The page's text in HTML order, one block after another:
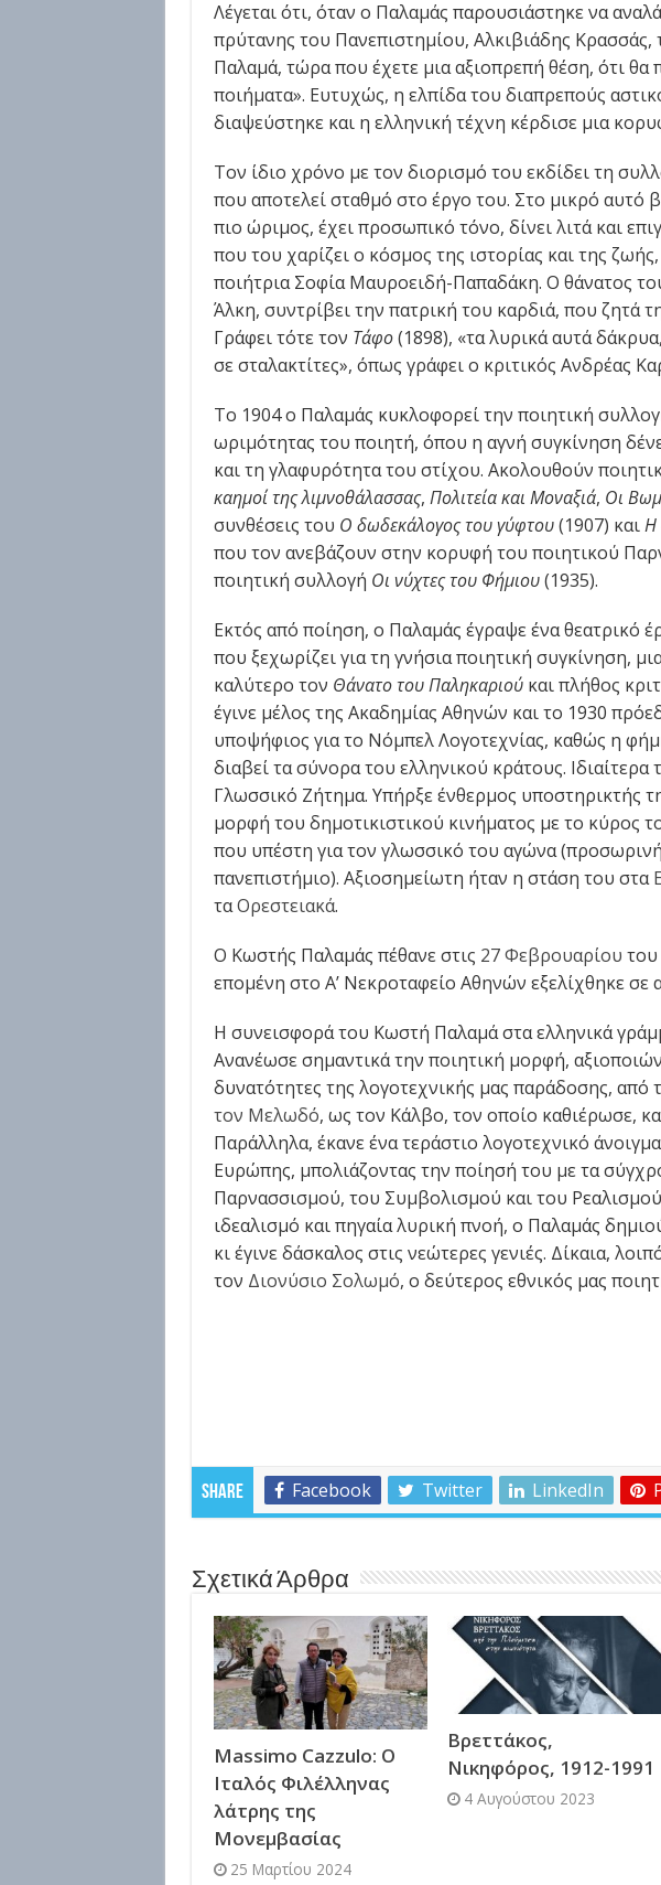
Λέγεται ότι, όταν ο Παλαμάς παρουσιάστηκε να
πρύτανης του Πανεπιστημίου, Αλκιβιάδης Κρασσάς,
Παλαμά, τώρα που έχετε μια αξιοπρεπή θέση, ότι θα
ποιήματα». Ευτυχώς, η ελπίδα του διαπρεπούς
διαψεύστηκε και η ελληνική τέχνη κέρδισε μια
Τον ίδιο χρόνο με τον διορισμό του εκδίδει τη
που αποτελεί σταθμό στο έργο του. Στο μικρό αυτό
πιο ώριμος, έχει προσωπικό τόνο, δίνει λιτά και
που του χαρίζει ο κόσμος της ιστορίας και της
ποιήτρια Σοφία Μαυροειδή-Παπαδάκη. Ο θάνατος
Άλκη, συντρίβει την πατρική του καρδιά, που ζητά
Γράφει τότε τον Τάφο(1898), «τα λυρικά αυτά
σε σταλακτίτες», όπως γράφει ο κριτικός Ανδρέας
Το 1904 ο Παλαμάς κυκλοφορεί την ποιητική
ωριμότητας του ποιητή, όπου η αγνή συγκίνηση
και τη γλαφυρότητα του στίχου. Ακολουθούν
καημοί της λιμνοθάλασσας, Πολιτεία και Μοναξιά, Οι
συνθέσεις του Ο δωδεκάλογος του γύφτου(1907) καιΗ
που τον ανεβάζουν στην κορυφή του ποιητικού
ποιητική συλλογή Οι νύχτες του Φήμιου(1935).
Εκτός από ποίηση, ο Παλαμάς έγραψε ένα θεατρικό
που ξεχωρίζει για τη γνήσια ποιητική συγκίνηση,
καλύτερο τον Θάνατο του Παληκαριούκαι πλήθος
έγινε μέλος της Ακαδημίας Αθηνών και το 1930
υποψήφιος για το Νόμπελ Λογοτεχνίας, καθώς η
διαβεί τα σύνορα του ελληνικού κράτους.
Γλωσσικό Ζήτημα. Υπήρξε ένθερμος υποστηρικτής
μορφή του δημοτικιστικού κινήματος με το κύρος
που υπέστη για τον γλωσσικό του αγώνα
πανεπιστήμιο). Αξιοσημείωτη ήταν η στάση του στα
ταΟρεστειακά.
Ο Κωστής Παλαμάς πέθανε στις 27 Φεβρουαρίου του
επομένη στο Α’ Νεκροταφείο Αθηνών εξελίχθηκε σε
Η συνεισφορά του Κωστή Παλαμά στα ελληνικά
Ανανέωσε σημαντικά την ποιητική μορφή,
δυνατότητες της λογοτεχνικής μας παράδοσης, από
τον Μελωδό, ως τον Κάλβο, τον οποίο καθιέρωσε,
Παράλληλα, έκανε ένα τεράστιο λογοτεχνικό
Ευρώπης, μπολιάζοντας την ποίησή του με τα
Παρνασσισμού, του Συμβολισμού και του
ιδεαλισμό και πηγαία λυρική πνοή, ο Παλαμάς
κι έγινε δάσκαλος στις νεώτερες γενιές. Δίκαια,
τον Διονύσιο Σολωμό, ο δεύτερος εθνικός μας
Share Facebook Twitter LinkedIn
Σχετικά Άρθρα
Massimo Cazzulo: Ο
Ιταλός Φιλέλληνας
λάτρης της
Μονεμβασίας
25 Μαρτίου 2024
Βρεττάκος,
Νικηφόρος, 1912-1991
4 Αυγούστου 2023